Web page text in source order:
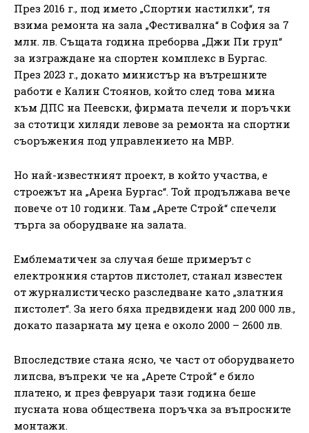
През 2016 г., под името „Спортни настилки“, тя
взима ремонта на зала „Фестивална“ в София за 7
млн. лв. Същата година преборва „Джи Пи груп“
за изграждане на спортен комплекс в Бургас.
През 2023 г., докато министър на вътрешните
работи е Калин Стоянов, който след това мина
към ДПС на Пеевски, фирмата печели и поръчки
за стотици хиляди левове за ремонта на спортни
съоръжения под управлението на МВР.
Но най-известният проект, в който участва, е
строежът на „Арена Бургас“. Той продължава вече
повече от 10 години. Там „Арете Строй“ спечели
търга за оборудване на залата.
Емблематичен за случая беше примерът с
електронния стартов пистолет, станал известен
от журналистическо разследване като „златния
пистолет“. За него бяха предвидени над 200 000 лв.,
докато пазарната му цена е около 2000 – 2600 лв.
Впоследствие стана ясно, че част от оборудването
липсва, въпреки че на „Арете Строй“ е било
платено, и през февруари тази година беше
пусната нова обществена поръчка за въпросните
монтажи.